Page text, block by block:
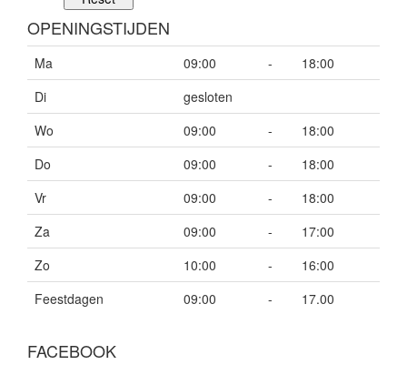
OPENINGSTIJDEN
Ma 09:00 -
18:00
Di
gesloten
Wo
09:00 -
18:00
Do
09:00 -
18:00
Vr
09:00 -
18:00
Za
09:00 -
17:00
Zo
10:00 -
16:00
Feestdagen
09:00 - 17.00
FACEBOOK